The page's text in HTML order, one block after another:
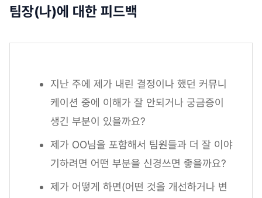
팀장(나)에 대한 피드백
지난 주에 제가 내린 결정이나 했던 커뮤니
케이션 중에 이해가 잘 안되거나 궁금증이
생긴 부분이 있을까요?
제가 OO님을 포함해서 팀원들과 더 잘 이야
기하려면 어떤 부분을 신경쓰면 좋을까요?
제가 어떻게 하면(어떤 것을 개선하거나 변